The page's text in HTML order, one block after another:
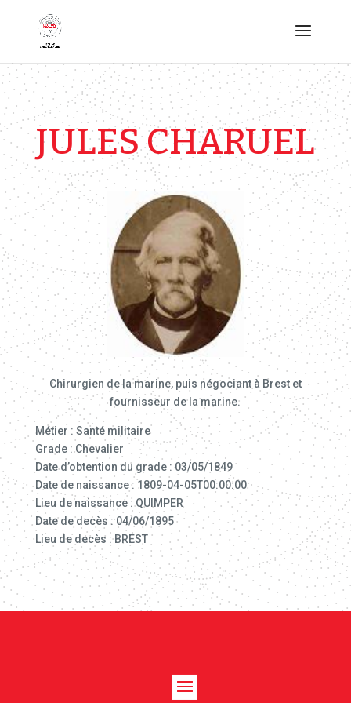
JULES CHARUEL
Chirurgien de la marine, puis négociant à Brest et
fournisseur de la marine.
Métier : Santé militaire
Grade : Chevalier
Date d’obtention du grade : 03/05/1849
Date de naissance : 1809-04-05T00:00:00
Lieu de naissance : QUIMPER
Date de decès : 04/06/1895
Lieu de decès : BREST